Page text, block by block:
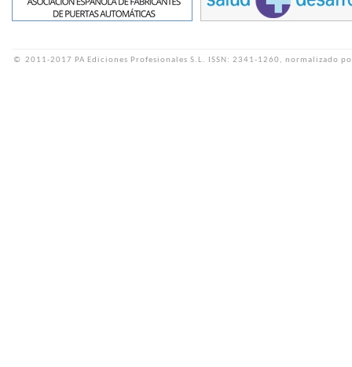
© 2011-2017 PA Ediciones Profesionales S.L. ISSN: 2341-1260, normalizado